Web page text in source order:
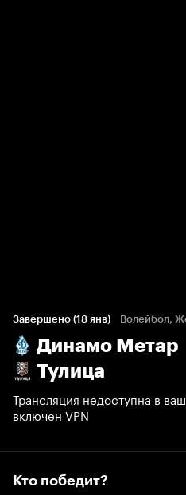
Завершено (18 янв) Волейбол,
Динамо Метар
Тулица
Трансляция недоступна в
включен VPN
78%
Кто победит?